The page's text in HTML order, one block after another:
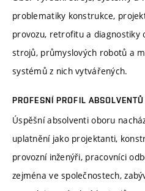
problematiky konstrukce,
provozu, retrofitu a diagnostiky
strojů, průmyslových robotů a
systémů z nich vytvářených.
PROFESNÍ PROFIL
Úspěšní absolventi oboru
uplatnění jako projektanti,
provozní inženýři, pracovníci
zejména ve společnostech,